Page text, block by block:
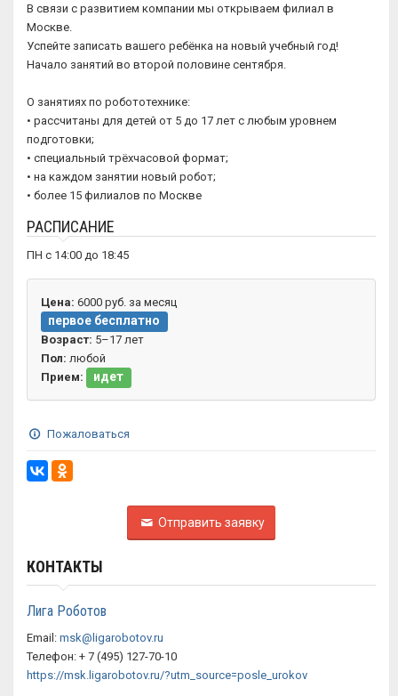
В связи с развитием компании мы открываем филиал в
Москве.
Успейте записать вашего ребёнка на новый учебный год!
Начало занятий во второй половине сентября.
О занятиях по робототехнике:
• рассчитаны для детей от 5 до 17 лет с любым уровнем
подготовки;
• специальный трёхчасовой формат;
• на каждом занятии новый робот;
• более 15 филиалов по Москве
РАСПИСАНИЕ
ПН с 14:00 до 18:45
Цена: 6000 руб. за месяц
первое бесплатно
Возраст: 5–17 лет
Пол: любой
Прием:
идет
Пожаловаться
Отправить заявку
КОНТАКТЫ
Лига Роботов
Email: msk@ligarobotov.ru
Телефон: + 7 (495) 127-70-10
https://msk.ligarobotov.ru/?utm_source=posle_urokov